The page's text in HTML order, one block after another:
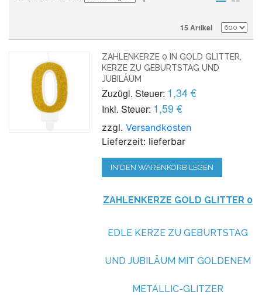
15 Artikel
ZAHLENKERZE 0 IN GOLD GLITTER,
KERZE ZU GEBURTSTAG UND
JUBILÄUM
Zuzügl. Steuer: 1,34 €
Inkl. Steuer: 1,59 €
zzgl.Versandkosten
Lieferzeit: lieferbar
IN DEN WARENKORB LEGEN
ZAHLENKERZE GOLD GLITTER 0
EDLE KERZE ZU GEBURTSTAG
UND JUBILÄUM MIT GOLDENEM
METALLIC-GLITZER